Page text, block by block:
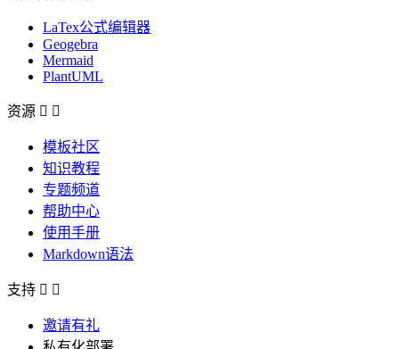
LaTex公式编辑器
Geogebra
Mermaid
PlantUML
资源  
模板社区
知识教程
专题频道
帮助中心
使用手册
Markdown语法
支持  
邀请有礼